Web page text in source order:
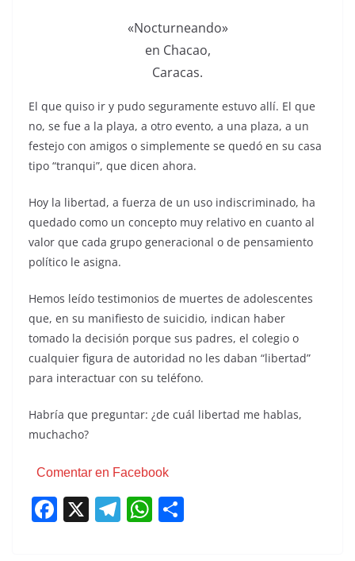
«Nocturneando»
en Chacao,
Caracas.
El que quiso ir y pudo seguramente estuvo allí. El que
no, se fue a la playa, a otro evento, a una plaza, a un
festejo con amigos o simplemente se quedó en su casa
tipo “tranqui”, que dicen ahora.
Hoy la libertad, a fuerza de un uso indiscriminado, ha
quedado como un concepto muy relativo en cuanto al
valor que cada grupo generacional o de pensamiento
político le asigna.
Hemos leído testimonios de muertes de adolescentes
que, en su manifiesto de suicidio, indican haber
tomado la decisión porque sus padres, el colegio o
cualquier figura de autoridad no les daban “libertad”
para interactuar con su teléfono.
Habría que preguntar: ¿de cuál libertad me hablas,
muchacho?
Comentar en Facebook
F X T W